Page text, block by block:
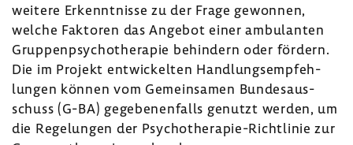
weitere Erkennt­nisse zu der Frage gewonnen,
welche Faktoren das Angebot einer ambu­lanten
Grup­pen­psy­cho­the­rapie behin­dern oder fördern.
Die im Projekt entwi­ckelten Hand­lungs­emp­feh­
lungen können vom Gemein­samen Bundes­aus­
schuss (G-BA) gege­be­nen­falls genutzt werden, um
die Rege­lungen der Psychotherapie-​Richtlinie zur